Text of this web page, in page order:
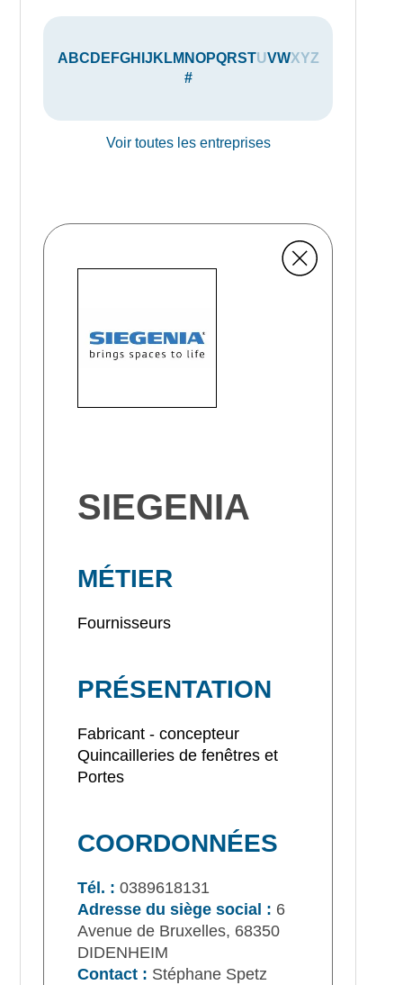
A BC D E FGH J K LM NOPQRSTUVWXYZ
#
Voir toutes les entreprises
SIEGENIA
MÉTIER
Fournisseurs
PRÉSENTATION
Fabricant - concepteur
Quincailleries de fenêtres et
Portes
COORDONNÉES
Tél. : 0389618131
Adresse du siège social : 6
Avenue de Bruxelles, 68350
DIDENHEIM
Contact : Stéphane Spetz